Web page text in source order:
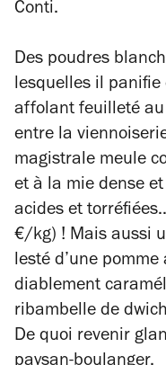
Conti.
Des poudres
lesquelles il panifie
affolant feuilleté
entre la
magistrale meule
et à la mie dense
acides et
€/kg) ! Mais aussi
lesté d’une
diablement
ribambelle de
De quoi revenir